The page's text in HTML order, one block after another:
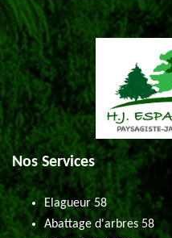
Nos Services
Elagueur 58
Abattage d'arbres 58